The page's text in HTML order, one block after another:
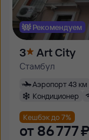
Рекомендуем
3 Art City
Стамбул
Аэропорт 43 км
Кондиционер
Кешбэк до 7%
от 86 ⁠777 ⁠₽